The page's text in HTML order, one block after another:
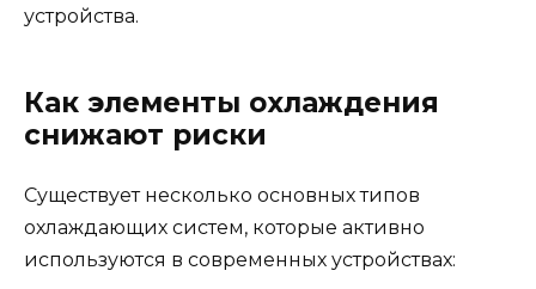
устройства.
Как элементы охлаждения
снижают риски
Существует несколько основных типов
охлаждающих систем, которые активно
используются в современных устройствах: